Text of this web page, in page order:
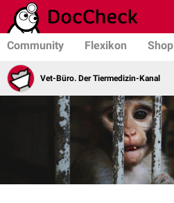
Community Flexikon Shop
Vet-Büro. Der Tiermedizin-Kanal